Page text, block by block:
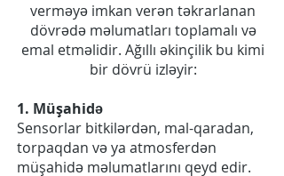
verməyə imkan verən təkrarlanan
dövrədə məlumatları toplamalı və
emal etməlidir. Ağıllı əkinçilik bu kimi
bir dövrü izləyir:
1. Müşahidə
Sensorlar bitkilərdən, mal-qaradan,
torpaqdan və ya atmosferdən
müşahidə məlumatlarını qeyd edir.